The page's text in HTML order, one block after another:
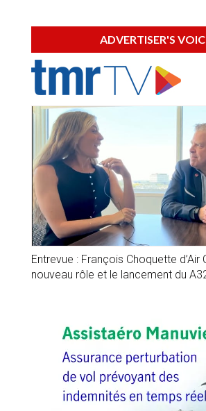
ADVERTISER'S
Entrevue : François Choquette d’Air
nouveau rôle et le lancement du